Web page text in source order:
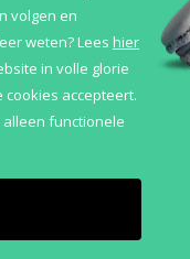
Betaalopties
volgen en
weten?Lees hier
in volle glorie
accepteert.
functionele